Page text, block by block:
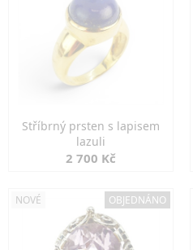
Stříbrný prsten s lapisem
lazuli
2 700 Kč
NOVÉ OBJEDNÁNO